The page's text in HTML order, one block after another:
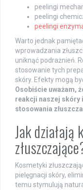
peelingi
peelingi
peelingi
Warto jednak
wprowadzania
uniknąć podrażnień.
stosowanie tych
skóry. Efekty mogą
Osobiście uważam,
reakcji naszej skóry
stosowania
Jak działają
Kosmetyki
pielęgnacji skóry,
temu stymulują